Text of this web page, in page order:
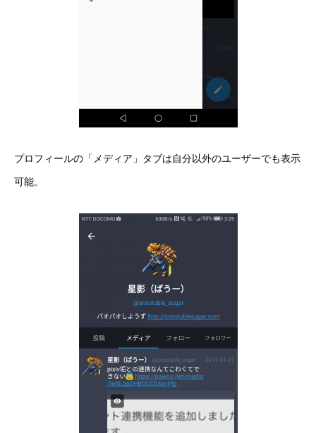
プロフィールの「メディア」タブは自分以外のユーザーでも表示
可能。